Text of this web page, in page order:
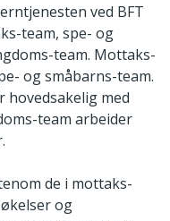
ved BFT
team, spe- og
team. Mottaks-
og småbarns-team.
hovedsakelig med
team arbeider
de i mottaks-
og